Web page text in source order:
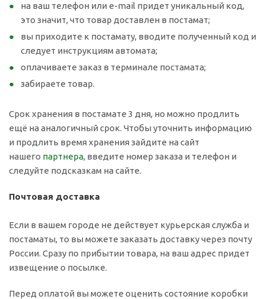
на ваш телефон или e-mail придет уникальный код,
это значит, что товар доставлен в постамат;
вы приходите к постамату, вводите полученный код и
следует инструкциям автомата;
оплачиваете заказ в терминале постамата;
забираете товар.
Срок хранения в постамате 3 дня, но можно продлить
ещё на аналогичный срок. Чтобы уточнить информацию
и продлить время хранения зайдите на сайт
нашего партнера, введите номер заказа и телефон и
следуйте подсказкам на сайте.
Почтовая доставка
Если в вашем городе не действует курьерская служба и
постаматы, то вы можете заказать доставку через почту
России. Сразу по прибытии товара, на ваш адрес придет
извещение о посылке.
Перед оплатой вы можете оценить состояние коробки